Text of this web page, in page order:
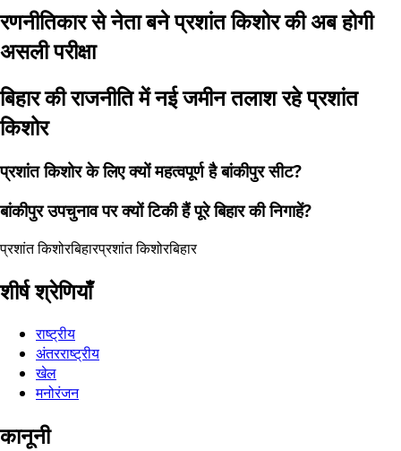
रणनीतिकार से नेता बने प्रशांत किशोर की अब होगी
असली परीक्षा
बिहार की राजनीति में नई जमीन तलाश रहे प्रशांत
किशोर
प्रशांत किशोर के लिए क्यों महत्वपूर्ण है बांकीपुर सीट?
बांकीपुर उपचुनाव पर क्यों टिकी हैं पूरे बिहार की निगाहें?
प्रशांत किशोरबिहारप्रशांत किशोरबिहार
शीर्ष श्रेणियाँ
राष्ट्रीय
अंतरराष्ट्रीय
खेल
मनोरंजन
कानूनी